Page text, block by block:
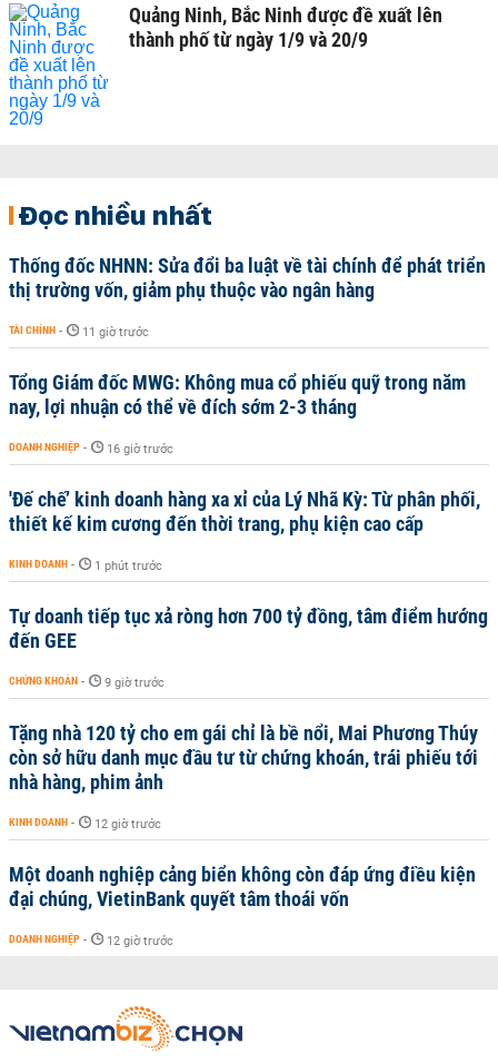
Quảng Ninh, Bắc Ninh được đề xuất lên
thành phố từ ngày 1/9 và 20/9
Đọc nhiều nhất
Thống đốc NHNN: Sửa đổi ba luật về tài chính để phát triển
thị trường vốn, giảm phụ thuộc vào ngân hàng
TÀI CHÍNH - 11 giờ trước
Tổng Giám đốc MWG: Không mua cổ phiếu quỹ trong năm
nay, lợi nhuận có thể về đích sớm 2-3 tháng
DOANH NGHIỆP - 16 giờ trước
'Đế chế’ kinh doanh hàng xa xỉ của Lý Nhã Kỳ: Từ phân phối,
thiết kế kim cương đến thời trang, phụ kiện cao cấp
KINH DOANH - 1 phút trước
Tự doanh tiếp tục xả ròng hơn 700 tỷ đồng, tâm điểm hướng
đến GEE
CHỨNG KHOÁN - 9 giờ trước
Tặng nhà 120 tỷ cho em gái chỉ là bề nổi, Mai Phương Thúy
còn sở hữu danh mục đầu tư từ chứng khoán, trái phiếu tới
nhà hàng, phim ảnh
KINH DOANH - 12 giờ trước
Một doanh nghiệp cảng biển không còn đáp ứng điều kiện
đại chúng, VietinBank quyết tâm thoái vốn
DOANH NGHIỆP - 12 giờ trước